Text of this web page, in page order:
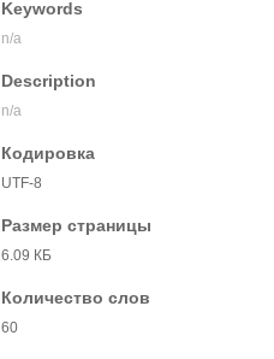
Keywords
n/a
Description
n/a
Кодировка
UTF-8
Размер страницы
6.09 КБ
Количество слов
60